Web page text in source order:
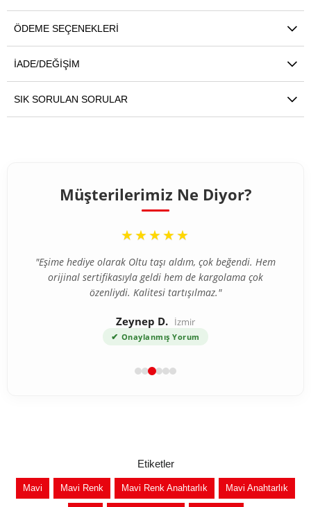
ÖDEME SEÇENEKLERI
İADE/DEĞIŞIM
SIK SORULAN SORULAR
Müşterilerimiz Ne Diyor?
“
★★★★★
"Eşime hediye olarak Oltu taşı aldım, çok beğendi. Hem
orijinal sertifikasıyla geldi hem de kargolama çok
özenliydi. Kalitesi tartışılmaz."
Zeynep D. İzmir
✔ Onaylanmış Yorum
Etiketler
Mavi Mavi Renk Mavi Renk Anahtarlık Mavi Anahtarlık